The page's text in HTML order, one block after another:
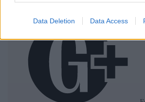
Data Deletion Data Access